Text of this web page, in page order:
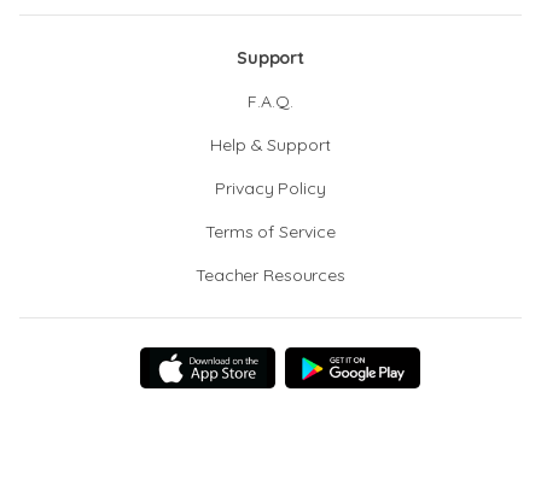
Support
F.A.Q.
Help & Support
Privacy Policy
Terms of Service
Teacher Resources